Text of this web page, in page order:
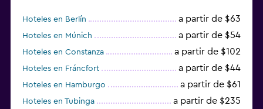
Hoteles en Berlín a partir de $63
Hoteles en Múnich a partir de $54
Hoteles en Constanza a partir de $102
Hoteles en Fráncfort a partir de $44
Hoteles en Hamburgo a partir de $61
Hoteles en Tubinga a partir de $235